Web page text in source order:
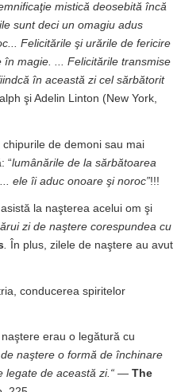
mistică deosebită încă
sunt deci un omagiu adus
Felicitările şi urările de fericire
magie. ... Felicitările transmise
în această zi cel sărbătorit
şi Adelin Linton (New York,
de demoni sau mai
“lumânările de la sărbătoarea
ele îi aduc onoare şi noroc”!!!
la naşterea acelui om şi
zi de naştere corespundea cu
.
În plus, zilele de naştere au avut
conducerea spiritelor
erau o legătură cu
naştere o formă de închinare
de această zi.“ — The